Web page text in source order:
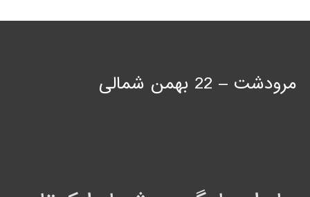
مرودشت – 22 بهمن شمالی